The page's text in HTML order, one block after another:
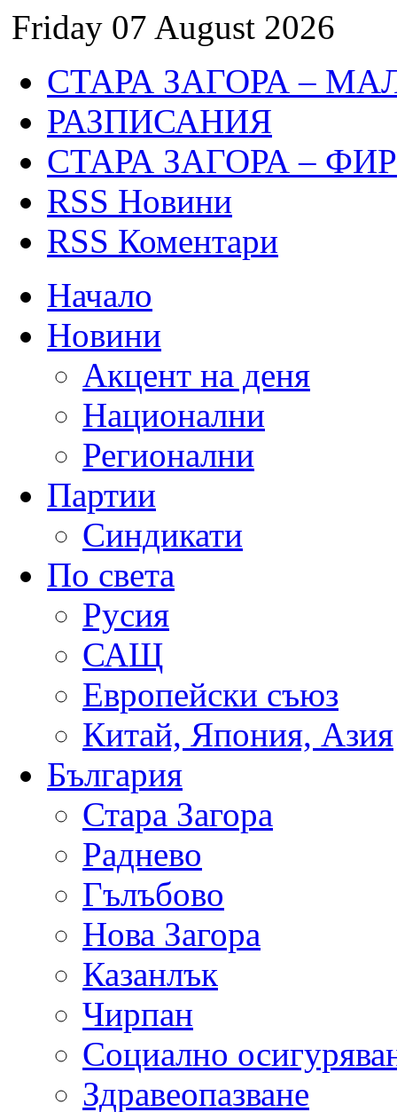
Friday 07 August 2026
СТАРА ЗАГОРА –
РАЗПИСАНИЯ
СТАРА ЗАГОРА –
RSS Новини
RSS Коментари
Начало
Новини
Акцент на деня
Национални
Регионални
Партии
Синдикати
По света
Русия
САЩ
Европейски съюз
Китай, Япония, Азия
България
Стара Загора
Раднево
Гълъбово
Нова Загора
Казанлък
Чирпан
Социално
Здравеопазване